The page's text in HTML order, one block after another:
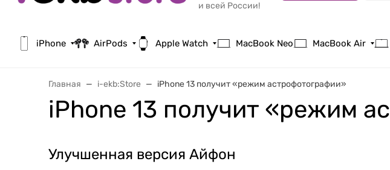
и всей России!
iPhone AirPods Apple Watch MacBook Neo MacBook Air
Главная i-ekb:Store iPhone 13 получит «режим астрофотографии»
iPhone 13 получит «режим
Улучшенная версия Айфон